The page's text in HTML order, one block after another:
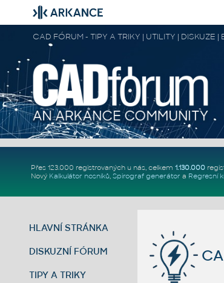
CAD FÓRUM - TIPY A TRIKY | UTILITY | DISKUZE
Přes 123.000 registrovaných u nás, celkem 1.130.000
Nový Kalkulátor nosníků, Spirograf generátor a Regresní
HLAVNÍ STRÁNKA
DISKUZNÍ FÓRUM
TIPY A TRIKY